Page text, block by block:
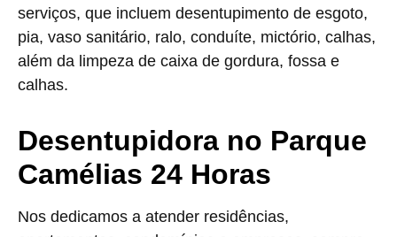
serviços, que incluem desentupimento de esgoto,
pia, vaso sanitário, ralo, conduíte, mictório, calhas,
além da limpeza de caixa de gordura, fossa e
calhas.
Desentupidora no Parque
Camélias 24 Horas
Nos dedicamos a atender residências,